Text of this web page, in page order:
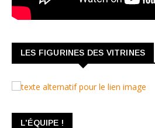
LES FIGURINES DES VITRINES
L'ÉQUIPE !